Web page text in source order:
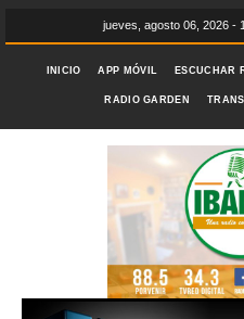
jueves, agosto 06, 2026 -
INICIO APP MÓVIL ESCUCHAR
RADIO GARDEN